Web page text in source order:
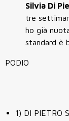
Silvia Di
tre
ho già
standard è
PODIO
1) DI PIETRO